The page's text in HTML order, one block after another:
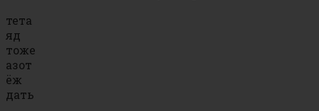
тета
яд
тоже
азот
ёж
дать